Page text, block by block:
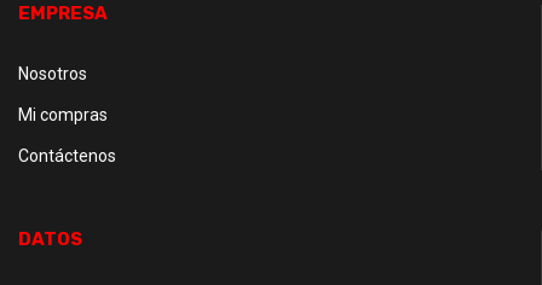
EMPRESA
Nosotros
Mi compras
Contáctenos
DATOS